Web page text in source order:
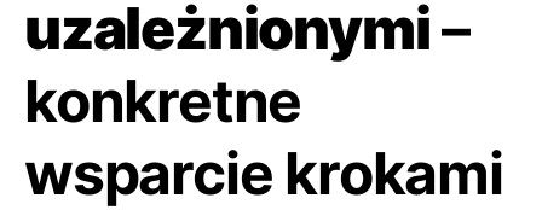
uzależnionymi–
konkretne
wsparcie krokami